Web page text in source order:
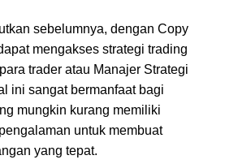
sebelumnya, dengan Copy
mengakses strategi trading
trader atau Manajer Strategi
ini sangat bermanfaat bagi
mungkin kurang memiliki
untuk membuat
yang tepat.